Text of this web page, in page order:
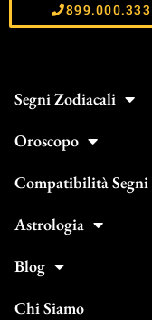
899.000.333
Segni Zodiacali
Oroscopo
Compatibilità Segni
Astrologia
Blog
Chi Siamo